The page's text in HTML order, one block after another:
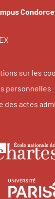
sur les
personnelles
des actes